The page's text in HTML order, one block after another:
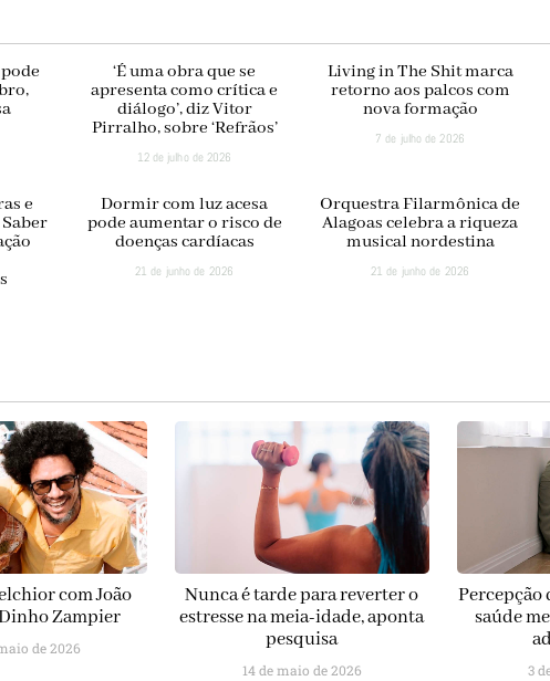
‘É uma obra que se
apresenta como crítica e
diálogo’, diz Vitor
Pirralho, sobre ‘Refrãos’
12 de julho de 2026
Living in The Shit marca
retorno aos palcos com
nova formação
7 de julho de 2026
e
Dormir com luz acesa
pode aumentar o risco de
doenças cardíacas
21 de junho de 2026
Orquestra Filarmônica de
Alagoas celebra a riqueza
musical nordestina
21 de junho de 2026
com João
Zampier
de 2026
Nunca é tarde para reverter o
estresse na meia-idade, aponta
pesquisa
14 de maio de 2026
Percepção
saúde
3